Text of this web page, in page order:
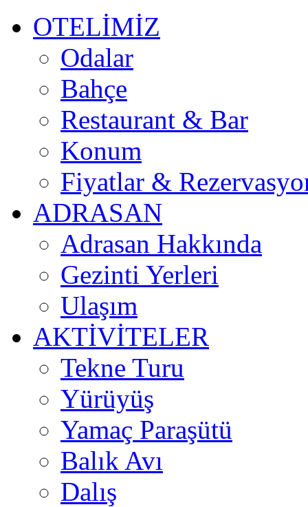
OTELİMİZ
Odalar
Bahçe
Restaurant & Bar
Konum
Fiyatlar &
ADRASAN
Adrasan Hakkında
Gezinti Yerleri
Ulaşım
AKTİVİTELER
Tekne Turu
Yürüyüş
Yamaç Paraşütü
Balık Avı
Dalış